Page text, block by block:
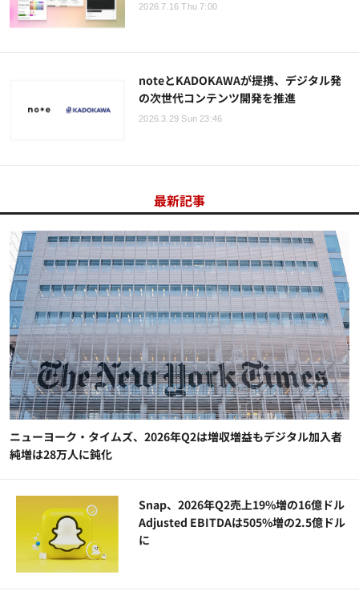
2026.7.16 Thu 7:00
noteとKADOKAWAが提携、デジタル発
の次世代コンテンツ開発を推進
2026.3.29 Sun 23:46
最新記事
ニューヨーク・タイムズ、2026年Q2は増収増益もデジタル加入者
純増は28万人に鈍化
Snap、2026年Q2売上19%増の16億ドル
Adjusted EBITDAは505%増の2.5億ドル
に